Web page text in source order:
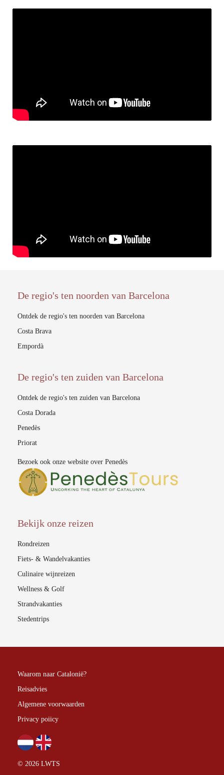
De regio's ten noorden van Barcelona
Ontdek de regio's ten noorden van Barcelona
Costa Brava
Empordà
De regio's ten zuiden van Barcelona
Ontdek de regio's ten zuiden van Barcelona
Costa Dorada
Penedès
Priorat
Bezoek ook onze website over Penedès
Bekijk onze reizen
Rondreizen
Fiets- & Wandelvakanties
Culinaire wijnreizen
Wellness & Golf
Strandvakanties
Stedentrips
Waarom naar Catalonië?
Reisadvies
Algemene voorwaarden
Privacy poiicy
© 2026 LWTS